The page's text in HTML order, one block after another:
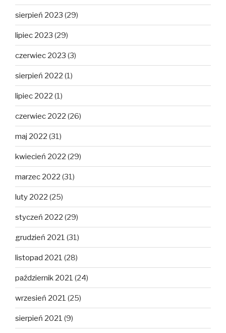
sierpień 2023 (29)
lipiec 2023 (29)
czerwiec 2023 (3)
sierpień 2022 (1)
lipiec 2022 (1)
czerwiec 2022 (26)
maj 2022 (31)
kwiecień 2022 (29)
marzec 2022 (31)
luty 2022 (25)
styczeń 2022 (29)
grudzień 2021 (31)
listopad 2021 (28)
październik 2021 (24)
wrzesień 2021 (25)
sierpień 2021 (9)